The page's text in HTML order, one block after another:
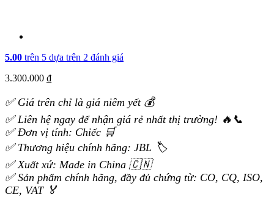
5.00 trên 5 dựa trên 2 đánh giá
3.300.000 ₫
✅ Giá trên chỉ là giá niêm yết 💰
✅ Liên hệ ngay để nhận giá rẻ nhất thị trường! 🔥📞
✅ Đơn vị tính: Chiếc 🛒
✅ Thương hiệu chính hãng: JBL 🏷️
✅ Xuất xứ: Made in China 🇨🇳
✅ Sản phẩm chính hãng, đầy đủ chứng từ: CO, CQ, ISO,
CE, VAT 🏅